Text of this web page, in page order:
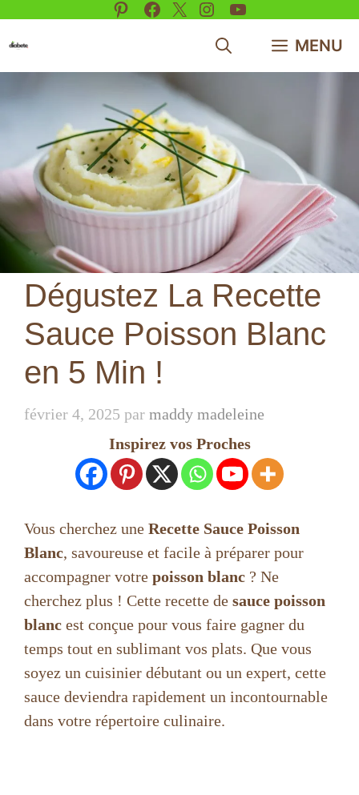
Pinterest
Facebook
X Instagram
YouTube
MENU
Dégustez La Recette
Sauce Poisson Blanc
en 5 Min !
février 4, 2025 par maddy madeleine
Inspirez vos Proches
Vous cherchez une Recette Sauce Poisson
Blanc, savoureuse et facile à préparer pour
accompagner votre poisson blanc ? Ne
cherchez plus ! Cette recette de sauce poisson
blanc est conçue pour vous faire gagner du
temps tout en sublimant vos plats. Que vous
soyez un cuisinier débutant ou un expert, cette
sauce deviendra rapidement un incontournable
dans votre répertoire culinaire.